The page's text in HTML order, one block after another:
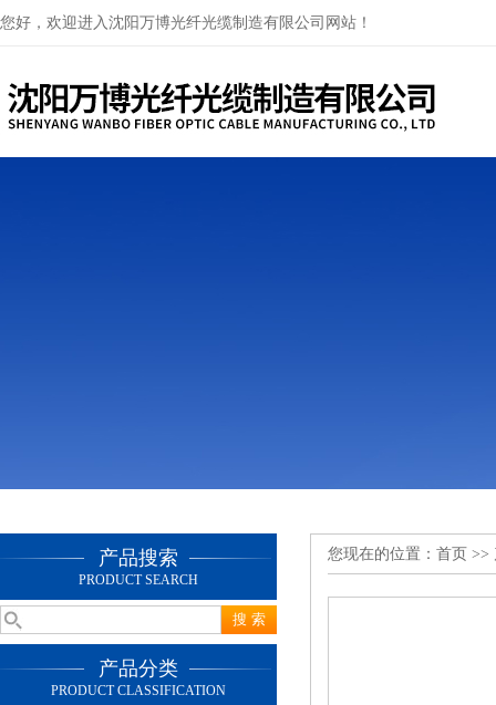
您好，欢迎进入沈阳万博光纤光缆制造有限公司网站！
产品搜索
PRODUCT SEARCH
产品分类
PRODUCT CLASSIFICATION
您现在的位置： 首页 >>